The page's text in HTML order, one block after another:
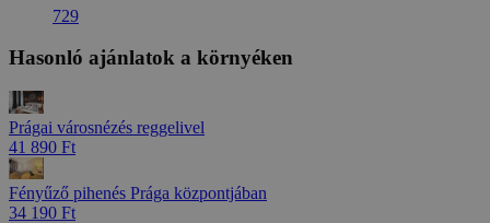
729
Hasonló ajánlatok a környéken
Prágai városnézés reggelivel
41 890 Ft
Fényűző pihenés Prága központjában
34 190 Ft